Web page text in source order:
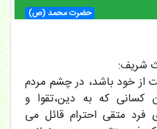
حضرت محمد (ص)
شریف:
از خود باشد، در چشم مردم
که به دین،تقوا و
فرد متقی احترام قائل می